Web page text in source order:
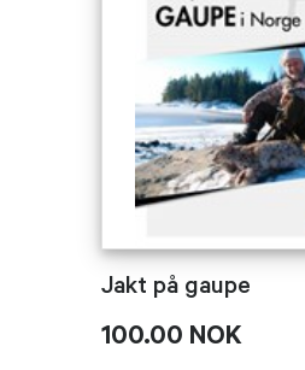
Jakt på gaupe
100.00 NOK